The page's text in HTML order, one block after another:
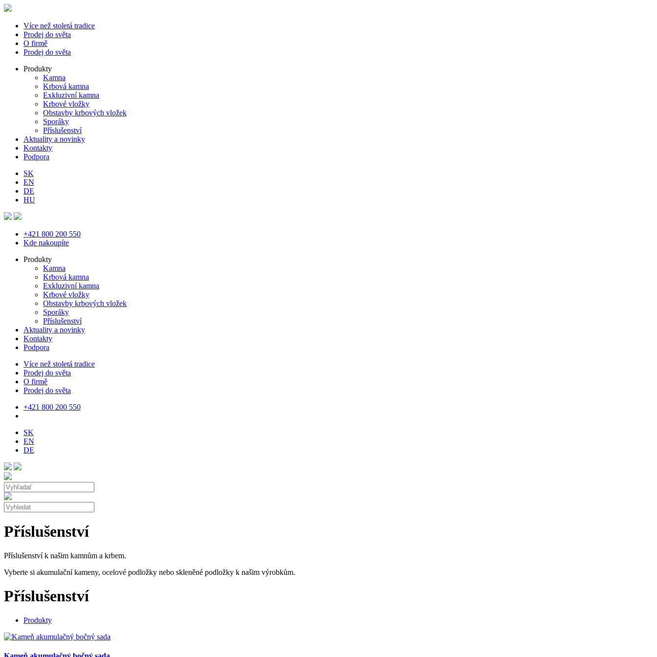
Více než stoletá tradice
Prodej do světa
O firmě
Prodej do světa
Produkty
Kamna
Krbová kamna
Exkluzivní kamna
Krbové vložky
Obstavby krbových vložek
Sporáky
Příslušenství
Aktuality a novinky
Kontakty
Podpora
SK
EN
DE
HU
+421 800 200 550
Kde nakoupíte
Produkty
Kamna
Krbová kamna
Exkluzivní kamna
Krbové vložky
Obstavby krbových vložek
Sporáky
Příslušenství
Aktuality a novinky
Kontakty
Podpora
Více než stoletá tradice
Prodej do světa
O firmě
Prodej do světa
+421 800 200 550
SK
EN
DE
Příslušenství
Příslušenství k našim kamnům a krbem.
Vyberte si akumulační kameny, ocelové podložky nebo skleněné podložky k našim výrobkům.
Příslušenství
Produkty